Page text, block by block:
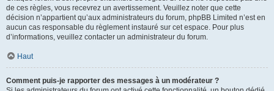
de ces règles, vous recevrez un avertissement. Veuillez noter que cette
décision n’appartient qu’aux administrateurs du forum, phpBB Limited n’est en
aucun cas responsable du règlement instauré sur cet espace. Pour plus
d’informations, veuillez contacter un administrateur du forum.
Haut
Comment puis-je rapporter des messages à un modérateur ?